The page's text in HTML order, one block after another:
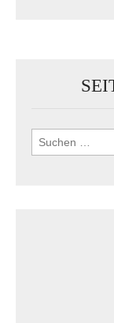
Suchen
nach: